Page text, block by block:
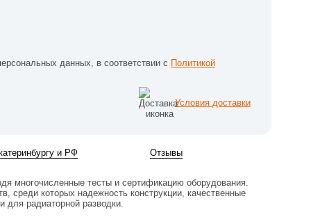
данных, в соответствии с Политикой
Условия доставки
и РФ Отзывы
многочисленные тесты и сертификацию оборудования.
среди которых надежность конструкции, качественные
для радиаторной разводки.